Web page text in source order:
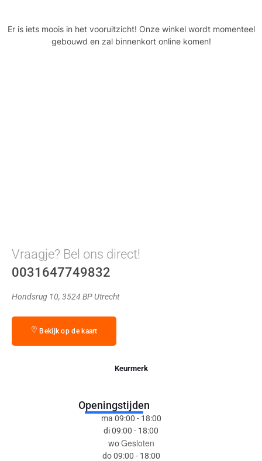
Er is iets moois in het vooruitzicht! Onze winkel wordt momenteel
gebouwd en zal binnenkort online komen!
Vraagje? Bel ons direct!
0031647749832
Hondsrug 10, 3524 BP Utrecht
Bekijk op de kaart
Keurmerk
Openingstijden
ma 09:00 - 18:00
di 09:00 - 18:00
woGesloten
do 09:00 - 18:00